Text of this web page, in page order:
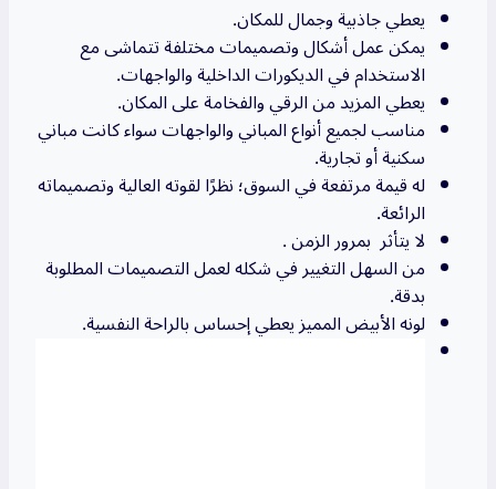
يعطي جاذبية وجمال للمكان.
يمكن عمل أشكال وتصميمات مختلفة تتماشى مع
الاستخدام في الديكورات الداخلية والواجهات.
يعطي المزيد من الرقي والفخامة على المكان.
مناسب لجميع أنواع المباني والواجهات سواء كانت مباني
سكنية أو تجارية.
له قيمة مرتفعة في السوق؛ نظرًا لقوته العالية وتصميماته
الرائعة.
لا يتأثر بمرور الزمن .
من السهل التغيير في شكله لعمل التصميمات المطلوبة
بدقة.
لونه الأبيض المميز يعطي إحساس بالراحة النفسية.